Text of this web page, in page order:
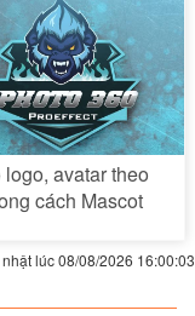
logo, avatar theo
cách Mascot
lúc 08/08/2026 16:00:03